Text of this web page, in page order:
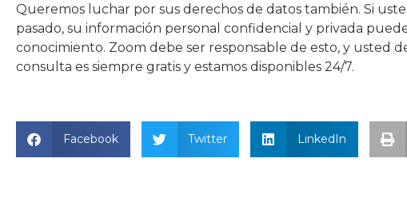
Queremos luchar por sus derechos de datos también. Si
pasado, su información personal confidencial y privada
conocimiento. Zoom debe ser responsable de esto, y usted
consulta es siempre gratis y estamos disponibles 24/7.
Facebook Twitter LinkedIn